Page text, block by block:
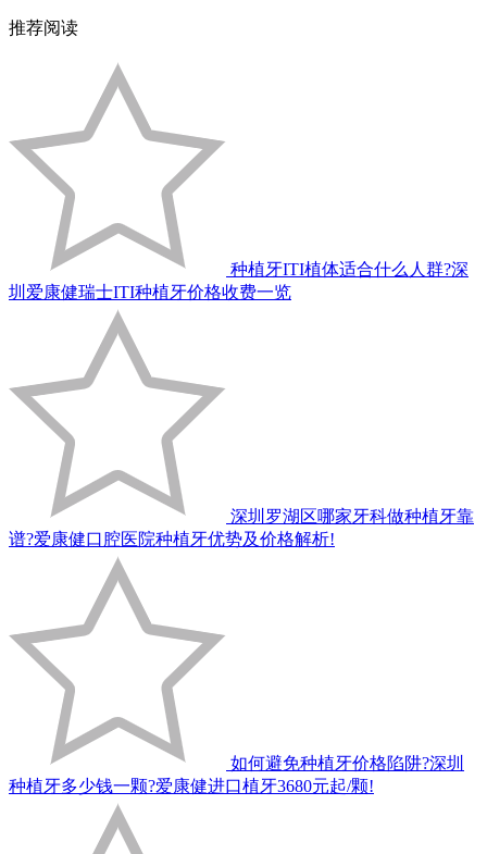
推荐阅读
种植牙ITI植体适合什么人群?深
圳爱康健瑞士ITI种植牙价格收费一览
深圳罗湖区哪家牙科做种植牙靠
谱?爱康健口腔医院种植牙优势及价格解析!
如何避免种植牙价格陷阱?深圳
种植牙多少钱一颗?爱康健进口植牙3680元起/颗!